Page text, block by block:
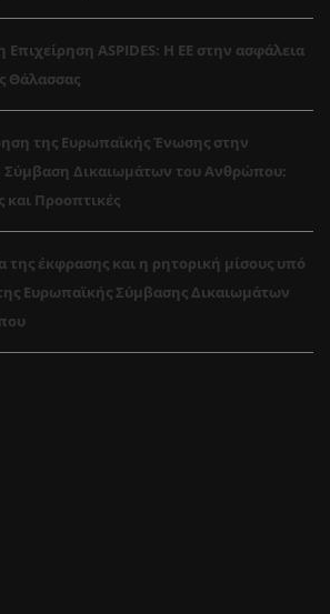
Επιχείρηση ASPIDES: Η ΕΕ στην ασφάλεια
Θάλασσας
της Ευρωπαϊκής Ένωσης στην
Σύμβαση Δικαιωμάτων του Ανθρώπου:
και Προοπτικές
της έκφρασης και η ρητορική μίσους υπό
Ευρωπαϊκής Σύμβασης Δικαιωμάτων